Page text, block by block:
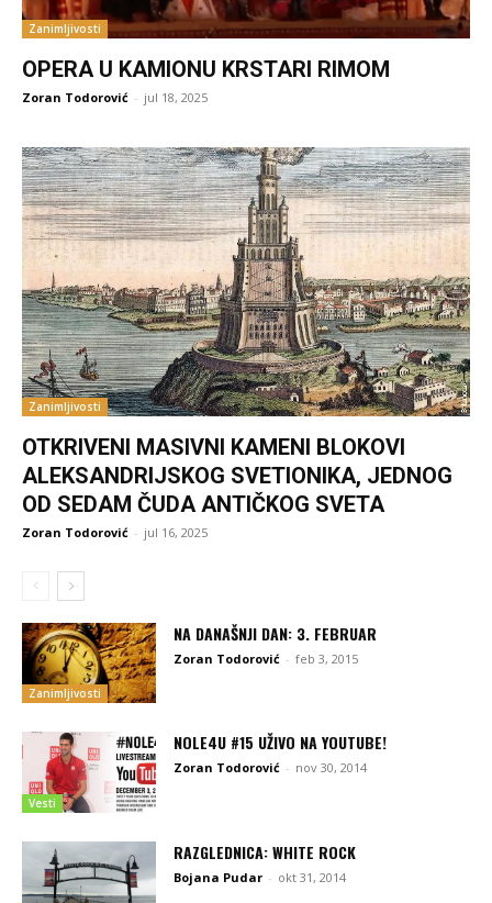
Zanimljivosti
OPERA U KAMIONU KRSTARI RIMOM
Zoran Todorović - jul 18, 2025
Zanimljivosti
OTKRIVENI MASIVNI KAMENI BLOKOVI
ALEKSANDRIJSKOG SVETIONIKA, JEDNOG
OD SEDAM ČUDA ANTIČKOG SVETA
Zoran Todorović - jul 16, 2025
Zanimljivosti
NA DANAŠNJI DAN: 3. FEBRUAR
Zoran Todorović - feb 3, 2015
Vesti
NOLE4U #15 UŽIVO NA YOUTUBE!
Zoran Todorović - nov 30, 2014
RAZGLEDNICA: WHITE ROCK
Bojana Pudar - okt 31, 2014